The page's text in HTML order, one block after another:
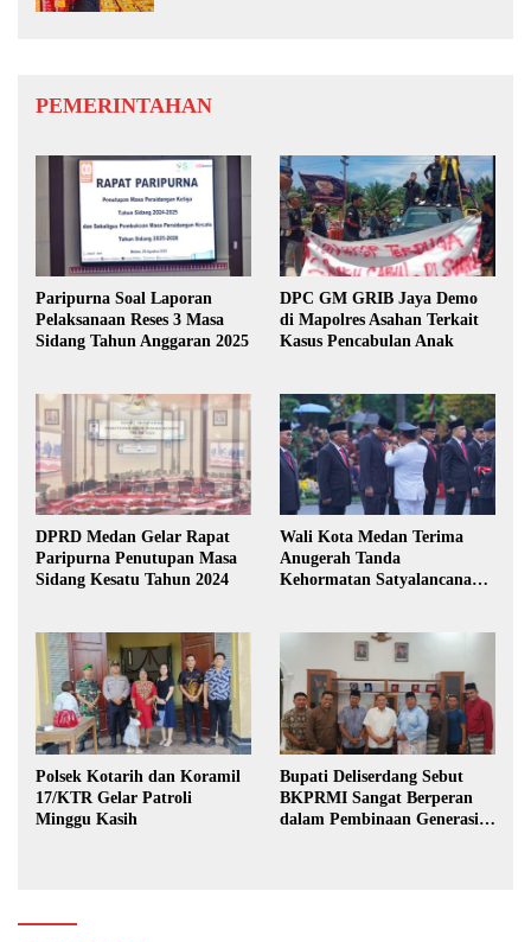
PEMERINTAHAN
Paripurna Soal Laporan
Pelaksanaan Reses 3 Masa
Sidang Tahun Anggaran 2025
DPC GM GRIB Jaya Demo
di Mapolres Asahan Terkait
Kasus Pencabulan Anak
DPRD Medan Gelar Rapat
Paripurna Penutupan Masa
Sidang Kesatu Tahun 2024
Wali Kota Medan Terima
Anugerah Tanda
Kehormatan Satyalancana
Polsek Kotarih dan Koramil
17/KTR Gelar Patroli
Minggu Kasih
Bupati Deliserdang Sebut
BKPRMI Sangat Berperan
dalam Pembinaan Generasi